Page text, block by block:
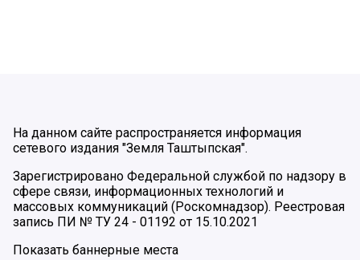
На данном сайте распространяется информация
сетевого издания "Земля Таштыпская".
Зарегистрировано Федеральной службой по надзору в
сфере связи, информационных технологий и
массовых коммуникаций (Роскомнадзор). Реестровая
запись ПИ № ТУ 24 - 01192 от 15.10.2021
Показать баннерные места